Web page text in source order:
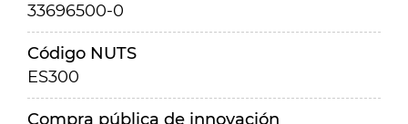
33696500-0
Código NUTS
ES300
Compra pública de innovación